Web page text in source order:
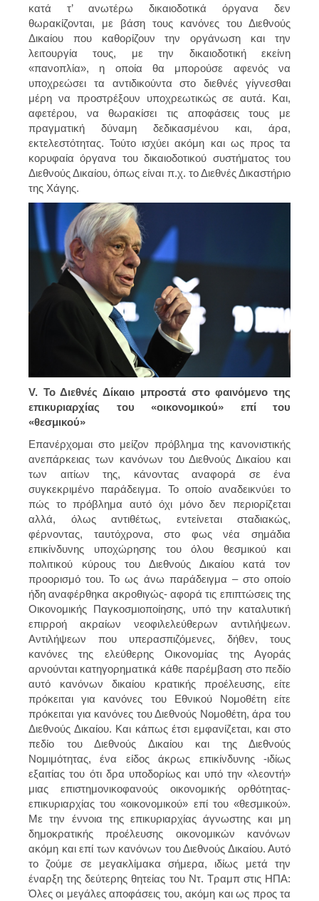
κατά τ’ ανωτέρω δικαιοδοτικά όργανα δεν
θωρακίζονται, με βάση τους κανόνες του Διεθνούς
Δικαίου που καθορίζουν την οργάνωση και την
λειτουργία τους, με την δικαιοδοτική εκείνη
«πανοπλία», η οποία θα μπορούσε αφενός να
υποχρεώσει τα αντιδικούντα στο διεθνές γίγνεσθαι
μέρη να προστρέξουν υποχρεωτικώς σε αυτά. Και,
αφετέρου, να θωρακίσει τις αποφάσεις τους με
πραγματική δύναμη δεδικασμένου και, άρα,
εκτελεστότητας. Τούτο ισχύει ακόμη και ως προς τα
κορυφαία όργανα του δικαιοδοτικού συστήματος του
Διεθνούς Δικαίου, όπως είναι π.χ. το Διεθνές Δικαστήριο
της Χάγης.
V. Το Διεθνές Δίκαιο μπροστά στο φαινόμενο της
επικυριαρχίας του «οικονομικού» επί του
«θεσμικού»
Επανέρχομαι στο μείζον πρόβλημα της κανονιστικής
ανεπάρκειας των κανόνων του Διεθνούς Δικαίου και
των αιτίων της, κάνοντας αναφορά σε ένα
συγκεκριμένο παράδειγμα. Το οποίο αναδεικνύει το
πώς το πρόβλημα αυτό όχι μόνο δεν περιορίζεται
αλλά, όλως αντιθέτως, εντείνεται σταδιακώς,
φέρνοντας, ταυτόχρονα, στο φως νέα σημάδια
επικίνδυνης υποχώρησης του όλου θεσμικού και
πολιτικού κύρους του Διεθνούς Δικαίου κατά τον
προορισμό του. Το ως άνω παράδειγμα – στο οποίο
ήδη αναφέρθηκα ακροθιγώς- αφορά τις επιπτώσεις της
Οικονομικής Παγκοσμιοποίησης, υπό την καταλυτική
επιρροή ακραίων νεοφιλελεύθερων αντιλήψεων.
Αντιλήψεων που υπερασπιζόμενες, δήθεν, τους
κανόνες της ελεύθερης Οικονομίας της Αγοράς
αρνούνται κατηγορηματικά κάθε παρέμβαση στο πεδίο
αυτό κανόνων δικαίου κρατικής προέλευσης, είτε
πρόκειται για κανόνες του Εθνικού Νομοθέτη είτε
πρόκειται για κανόνες του Διεθνούς Νομοθέτη, άρα του
Διεθνούς Δικαίου. Και κάπως έτσι εμφανίζεται, και στο
πεδίο του Διεθνούς Δικαίου και της Διεθνούς
Νομιμότητας, ένα είδος άκρως επικίνδυνης -ιδίως
εξαιτίας του ότι δρα υποδορίως και υπό την «λεοντή»
μιας επιστημονικοφανούς οικονομικής ορθότητας-
επικυριαρχίας του «οικονομικού» επί του «θεσμικού».
Με την έννοια της επικυριαρχίας άγνωστης και μη
δημοκρατικής προέλευσης οικονομικών κανόνων
ακόμη και επί των κανόνων του Διεθνούς Δικαίου. Αυτό
το ζούμε σε μεγακλίμακα σήμερα, ιδίως μετά την
έναρξη της δεύτερης θητείας του Ντ. Τραμπ στις ΗΠΑ:
Όλες οι μεγάλες αποφάσεις του, ακόμη και ως προς τα